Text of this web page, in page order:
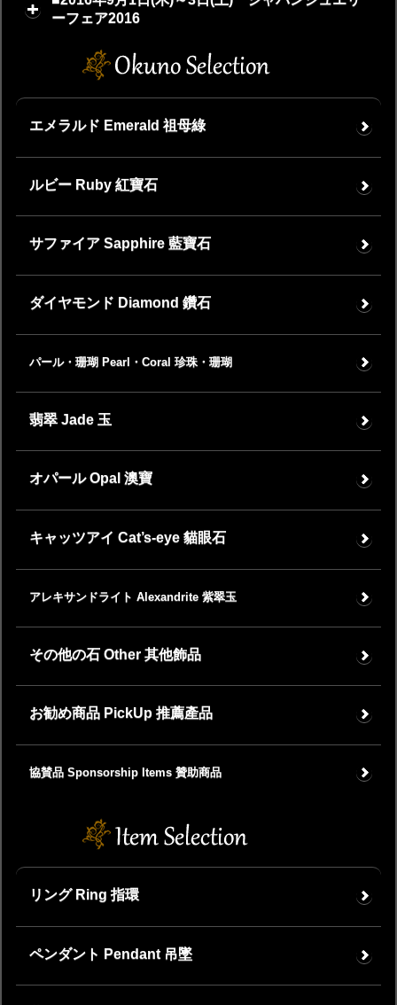
ーフェア2016
エメラルド Emerald 祖母綠
ルビー Ruby 紅寶石
サファイア Sapphire 藍寶石
ダイヤモンド Diamond 鑽石
パール・珊瑚 Pearl・Coral 珍珠・珊瑚
翡翠 Jade 玉
オパール Opal 澳寶
キャッツアイ Cat’s-eye 貓眼石
アレキサンドライト Alexandrite 紫翠玉
その他の石 Other 其他飾品
お勧め商品 PickUp 推薦產品
協賛品 Sponsorship Items 贊助商品
リング Ring 指環
ペンダント Pendant 吊墜